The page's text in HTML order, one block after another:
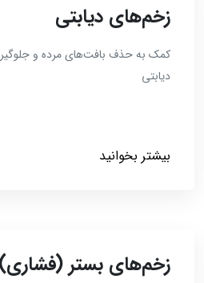
زخم‌های دیابتی
کمک به حذف بافت‌های مرده و
دیابتی
بیشتر بخوانید
زخم‌های بستر (فشاری)